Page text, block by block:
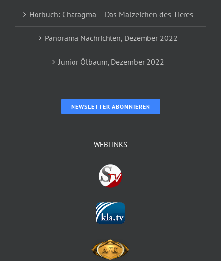
Hörbuch: Charagma – Das Malzeichen des Tieres
Panorama Nachrichten, Dezember 2022
Junior Ölbaum, Dezember 2022
NEWSLETTER ABONNIEREN
WEBLINKS